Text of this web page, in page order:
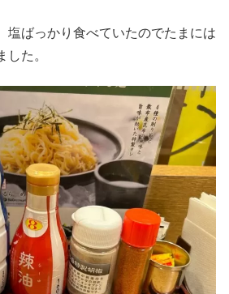
塩ばっかり食べていたのでたまには
た。